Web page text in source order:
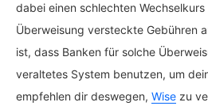
dabei einen schlechten
Überweisung versteckte Gebühren
ist, dass Banken für solche
veraltetes System benutzen, um
empfehlen dir deswegen, Wise zu